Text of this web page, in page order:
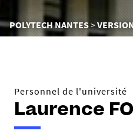
Vous
êtes
POLYTECH NANTES
Personnel de l'université
Laurence